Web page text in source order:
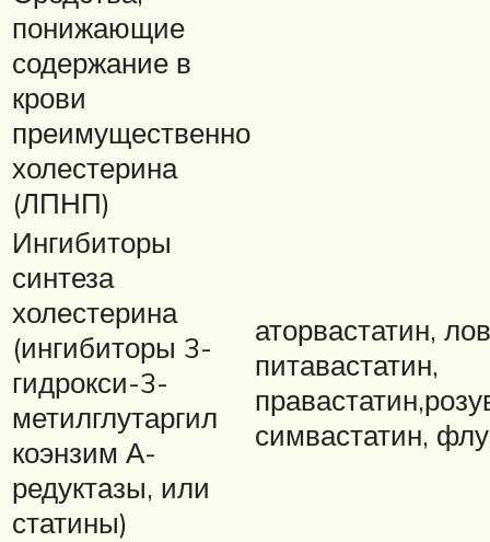
понижающие
содержание в
крови
преимущественно
холестерина
(ЛПНП)
Ингибиторы
синтеза
холестерина
(ингибиторы 3-
гидрокси-3-
метилглутаргил
коэнзим А-
редуктазы, или
статины)
аторвастатин,
питавастатин,
симвастатин,